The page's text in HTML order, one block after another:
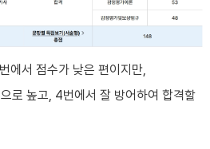
에서 점수가 낮은 편이지만,
로 높고, 4번에서 잘 방어하여 합격할